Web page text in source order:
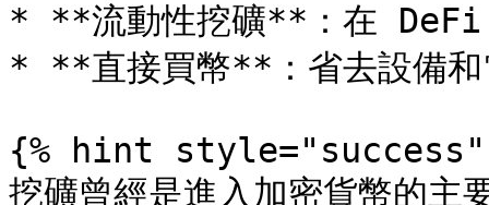
* **流動性挖礦**：在 DeFi
* **直接買幣**：省去設備和
{% hint style="success"
挖礦曾經是進入加密貨幣的主